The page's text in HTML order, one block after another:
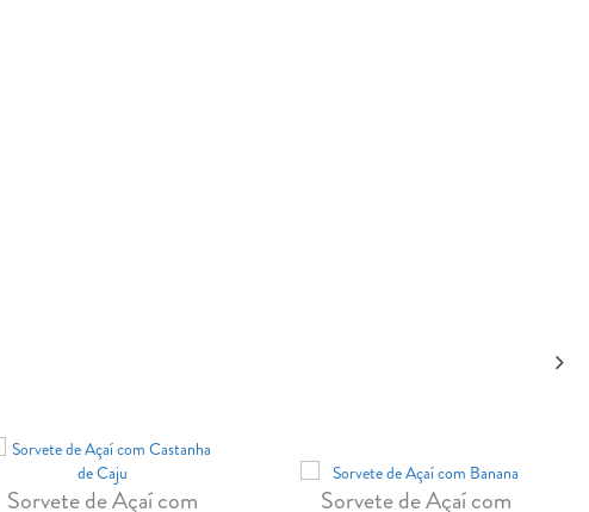
Sorvete de Açaí com
Sorvete de Açaí com